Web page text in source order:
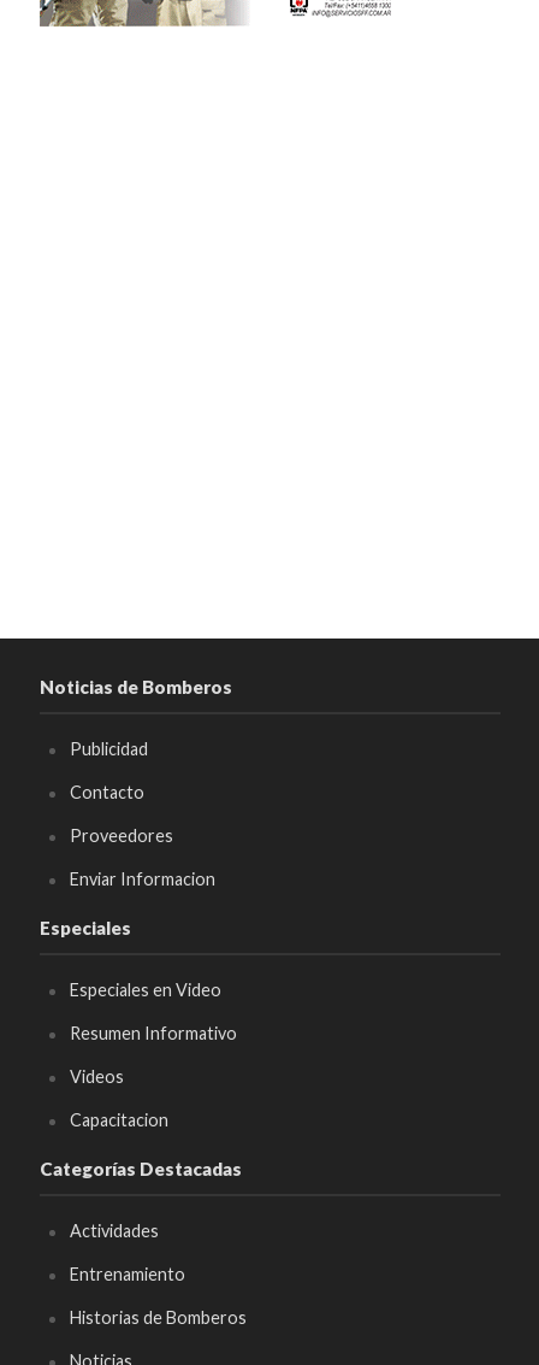
Noticias de Bomberos
Publicidad
Contacto
Proveedores
Enviar Informacion
Especiales
Especiales en Video
Resumen Informativo
Videos
Capacitacion
Categorías Destacadas
Actividades
Entrenamiento
Historias de Bomberos
Noticias